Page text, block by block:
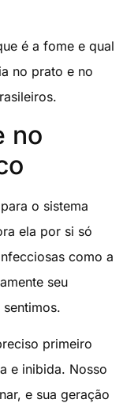
é a fome e qual
no prato e no
no
o sistema
ela por si só
como a
seu
primeiro
e inibida. Nosso
e sua geração